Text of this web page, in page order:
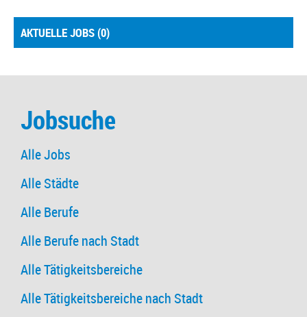
AKTUELLE JOBS (0)
Jobsuche
Alle Jobs
Alle Städte
Alle Berufe
Alle Berufe nach Stadt
Alle Tätigkeitsbereiche
Alle Tätigkeitsbereiche nach Stadt